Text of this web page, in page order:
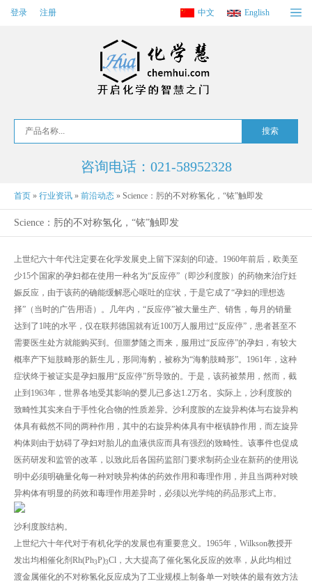
登录 注册 中文 English
咨询电话：021-58952328
首页 » 行业资讯 » 前沿动态 » Science：肟的不对称氢化，“铱”触即发
Science：肟的不对称氢化，“铱”触即发
上世纪六十年代注定要在化学发展史上留下深刻的印迹。1960年前后，欧美至
少15个国家的孕妇都在使用一种名为“反应停”（即沙利度胺）的药物来治疗妊
娠反应，由于该药的确能缓解恶心呕吐的症状，于是它成了“孕妇的理想选
择”（当时的广告用语）。几年内，“反应停”被大量生产、销售，每月的销量
达到了1吨的水平，仅在联邦德国就有近100万人服用过“反应停”，患者甚至不
需要医生处方就能购买到。但噩梦随之而来，服用过“反应停”的孕妇，有较大
概率产下短肢畸形的新生儿，形同海豹，被称为“海豹肢畸形”。1961年，这种
症状终于被证实是孕妇服用“反应停”所导致的。于是，该药被禁用，然而，截
止到1963年，世界各地受其影响的婴儿已多达1.2万名。实际上，沙利度胺的
致畸性其实来自于手性化合物的性质差异。沙利度胺的左旋异构体与右旋异构
体具有截然不同的两种作用，其中的右旋异构体具有中枢镇静作用，而左旋异
构体则由于妨碍了孕妇对胎儿的血液供应而具有强烈的致畸性。该事件也促成
医药研发和监管的改革，以致此后各国药监部门要求制药企业在新药的使用说
明中必须明确量化每一种对映异构体的药效作用和毒理作用，并且当两种对映
异构体有明显的药效和毒理作用差异时，必须以光学纯的药品形式上市。
沙利度胺结构。
上世纪六十年代对于有机化学的发展也有重要意义。1965年，Wilkson教授开
发出均相催化剂Rh(Ph3P)3Cl，大大提高了催化氢化反应的效率，从此均相过
渡金属催化的不对称氢化反应成为了工业规模上制备单一对映体的最有效方法